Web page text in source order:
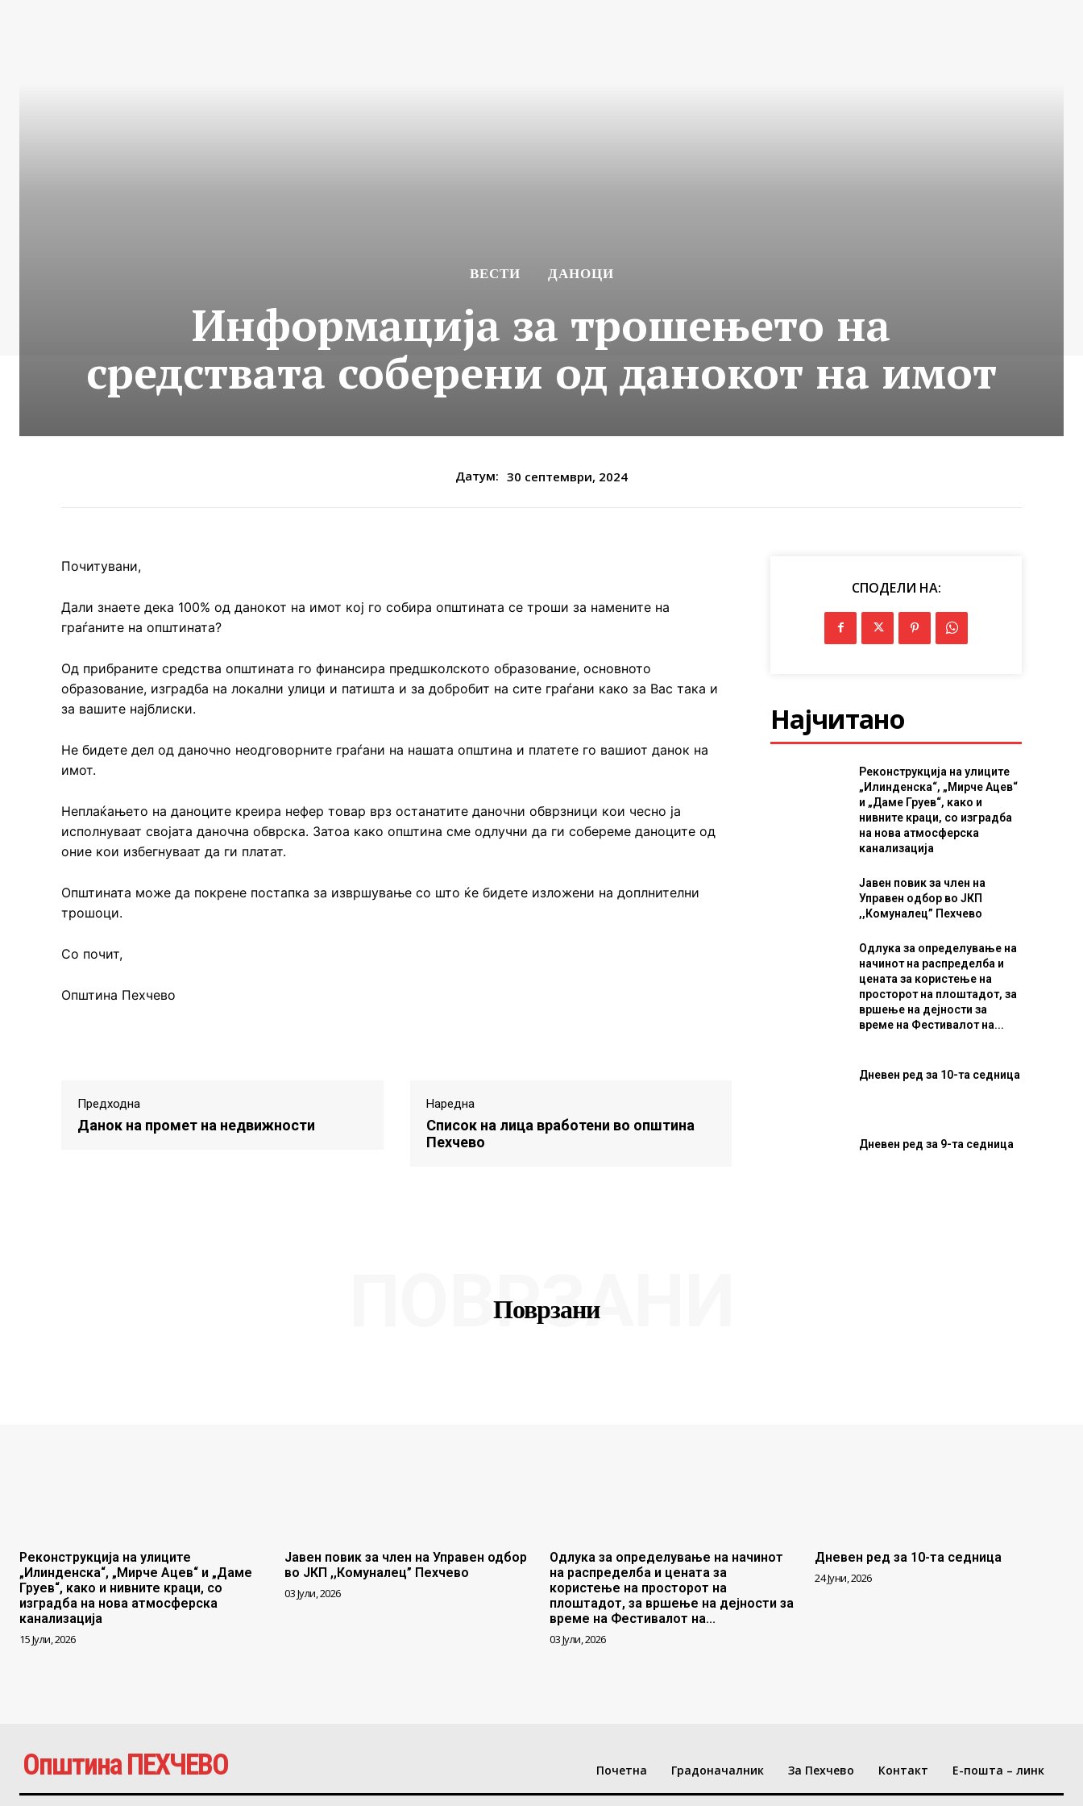
ВЕСТИ ДАНОЦИ
Информација за трошењето на
средствата соберени од данокот на имот
Датум: 30 септември, 2024
Почитувани,
Дали знаете дека 100% од данокот на имот кој го собира општината се троши за намените на
граѓаните на општината?
Од прибраните средства општината го финансира предшколското образование, основното
образование, изградба на локални улици и патишта и за добробит на сите граѓани како за Вас така и
за вашите најблиски.
Не бидете дел од даночно неодговорните граѓани на нашата општина и платете го вашиот данок на
имот.
Неплаќањето на даноците креира нефер товар врз останатите даночни обврзници кои чесно ја
исполнуваат својата даночна обврска. Затоа како општина сме одлучни да ги собереме даноците од
оние кои избегнуваат да ги платат.
Општината може да покрене постапка за извршување со што ќе бидете изложени на доплнителни
трошоци.
Со почит,
Општина Пехчево
Предходна
Данок на промет на недвижности
Наредна
Список на лица вработени во општина
Пехчево
СПОДЕЛИ НА:
Најчитано
Реконструкција на улиците
„Илинденска“, „Мирче Ацев“
и „Даме Груев“, како и
нивните краци, со изградба
на нова атмосферска
канализација
Јавен повик за член на
Управен одбор во ЈКП
,,Комуналец” Пехчево
Одлука за определување на
начинот на распределба и
цената за користење на
просторот на плоштадот, за
вршење на дејности за
време на Фестивалот на...
Дневен ред за 10-та седница
Дневен ред за 9-та седница
Поврзани
ПОВРЗАНИ
Реконструкција на улиците
„Илинденска“, „Мирче Ацев“ и „Даме
Груев“, како и нивните краци, со
изградба на нова атмосферска
канализација
15 Јули, 2026
Јавен повик за член на Управен одбор
во ЈКП ,,Комуналец” Пехчево
03 Јули, 2026
Одлука за определување на начинот
на распределба и цената за
користење на просторот на
плоштадот, за вршење на дејности за
време на Фестивалот на...
03 Јули, 2026
Дневен ред за 10-та седница
24 Јуни, 2026
Општина ПЕХЧЕВО Почетна Градоначалник За Пехчево Контакт Е-пошта – линк